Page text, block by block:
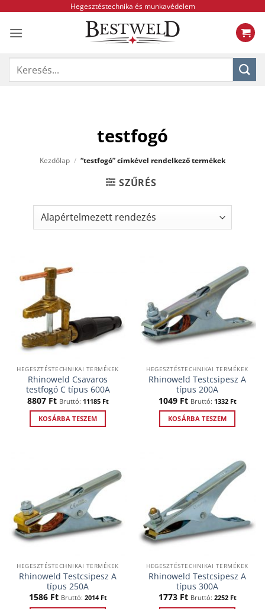
content
Hegesztéstechnika és munkavédelem
Keresés
testfogó
Kezdőlap / “testfogó” címkével rendelkező termékek
SZŰRÉS
HEGESZTÉSTECHNIKAI TERMÉKEK
Rhinoweld Csavaros
testfogó C típus 600A
8807 Ft Bruttó: 11185 Ft
KOSÁRBA TESZEM
HEGESZTÉSTECHNIKAI TERMÉKEK
Rhinoweld Testcsipesz A
típus 200A
1049 Ft Bruttó: 1332 Ft
KOSÁRBA TESZEM
HEGESZTÉSTECHNIKAI TERMÉKEK
Rhinoweld Testcsipesz A
típus 250A
1586 Ft Bruttó: 2014 Ft
HEGESZTÉSTECHNIKAI TERMÉKEK
Rhinoweld Testcsipesz A
típus 300A
1773 Ft Bruttó: 2252 Ft